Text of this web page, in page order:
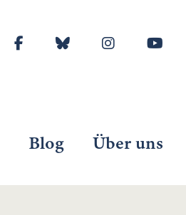
Blog Über uns